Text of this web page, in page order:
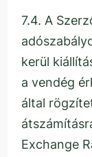
7.4. A
kerül
a vendég
által
Exchange